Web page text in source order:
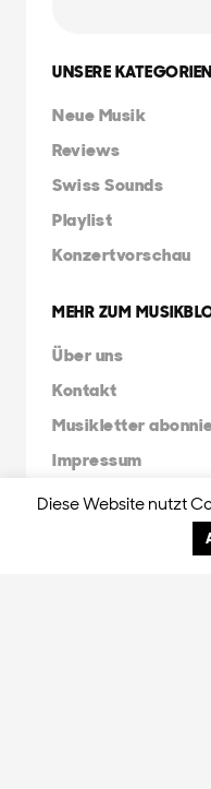
UNSERE KATEGORIEN
Neue Musik
Reviews
Swiss Sounds
Playlist
Konzertvorschau
MEHR ZUM
Über uns
Kontakt
Musikletter
Impressum
FRIENDS & FAMILY
Orange Peel
Diese Website nutzt